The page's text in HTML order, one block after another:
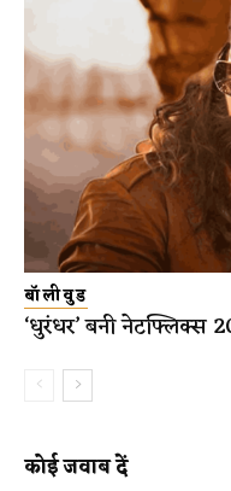
बॉलीवुड
‘धुरंधर’ बनी नेटफ्लिक्स
कोई जवाब दें